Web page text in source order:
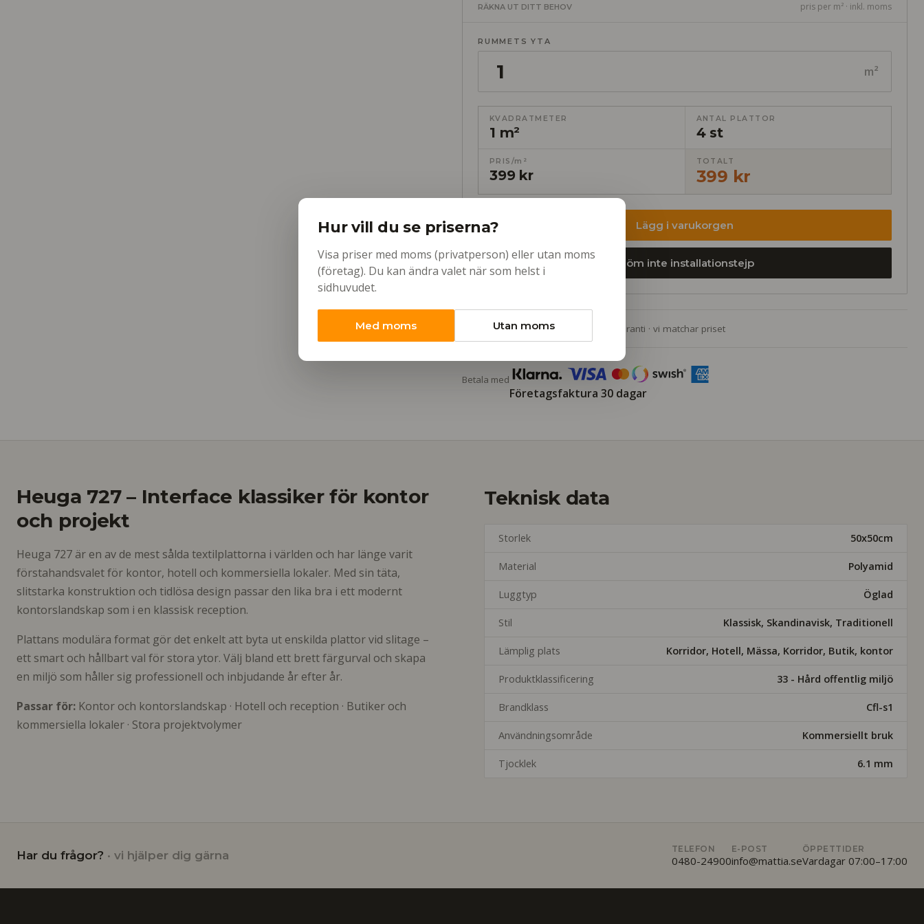
RÄKNA UT DITT BEHOV pris per m² · inkl. moms
RUMMETS YTA
m²
KVADRATMETER
1 m²
ANTAL PLATTOR
4 st
PRIS/m²
399 kr
TOTALT
399 kr
Lägg i varukorgen
Glöm inte installationstejp
Fri frakt Snabb leverans Prisgaranti · vi matchar priset
Betala med
Företagsfaktura 30 dagar
Heuga 727 – Interface klassiker för kontor
och projekt
Heuga 727 är en av de mest sålda textilplattorna i världen och har länge varit
förstahandsvalet för kontor, hotell och kommersiella lokaler. Med sin täta,
slitstarka konstruktion och tidlösa design passar den lika bra i ett modernt
kontorslandskap som i en klassisk reception.
Plattans modulära format gör det enkelt att byta ut enskilda plattor vid slitage –
ett smart och hållbart val för stora ytor. Välj bland ett brett färgurval och skapa
en miljö som håller sig professionell och inbjudande år efter år.
Passar för: Kontor och kontorslandskap · Hotell och reception · Butiker och
kommersiella lokaler · Stora projektvolymer
Teknisk data
Storlek 50x50cm
Material Polyamid
Luggtyp Öglad
Stil Klassisk, Skandinavisk, Traditionell
Lämplig plats Korridor, Hotell, Mässa, Korridor, Butik, kontor
Produktklassificering 33 - Hård offentlig miljö
Brandklass Cfl-s1
Användningsområde Kommersiellt bruk
Tjocklek 6.1 mm
Har du frågor? · vi hjälper dig gärna TELEFON
0480-24900
E-POST
info@mattia.se
ÖPPETTIDER
Vardagar 07:00–17:00
Hur vill du se priserna?
Visa priser med moms (privatperson) eller utan moms
(företag). Du kan ändra valet när som helst i
sidhuvudet.
Med moms Utan moms